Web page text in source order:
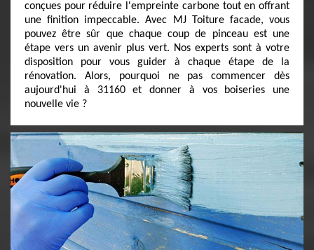
conçues pour réduire l'empreinte carbone tout en offrant
une finition impeccable. Avec MJ Toiture facade, vous
pouvez être sûr que chaque coup de pinceau est une
étape vers un avenir plus vert. Nos experts sont à votre
disposition pour vous guider à chaque étape de la
rénovation. Alors, pourquoi ne pas commencer dès
aujourd'hui à 31160 et donner à vos boiseries une
nouvelle vie ?